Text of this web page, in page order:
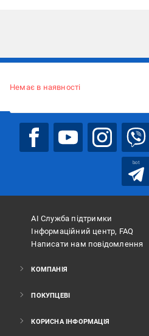
Немає в наявності
bot
АІ Служба підтримки
Інформаційний центр, FAQ
Написати нам повідомлення
КОМПАНІЯ
ПОКУПЦЕВІ
КОРИСНА ІНФОРМАЦІЯ